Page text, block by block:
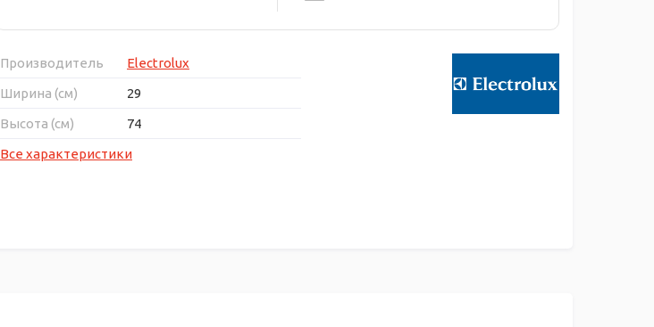
Производитель
Electrolux
Ширина (см)
29
Высота (см)
74
Все характеристики